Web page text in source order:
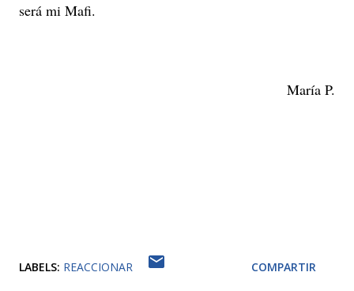
será mi Mafi.
María P.
LABELS: REACCIONAR COMPARTIR